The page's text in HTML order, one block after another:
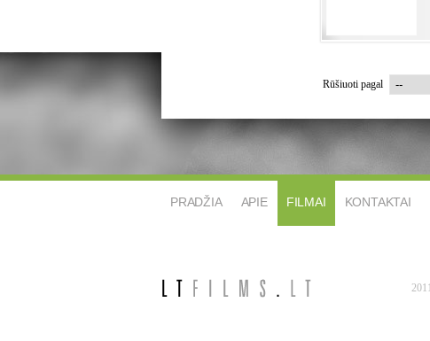
Rūšiuoti pagal
PRADŽIA APIE FILMAI KONTAKTAI